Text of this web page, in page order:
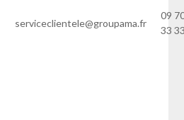
serviceclientele@groupama.fr
09
33